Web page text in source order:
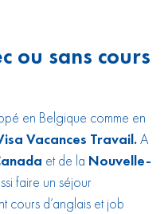
ou sans cours
en Belgique comme en
Vacances Travail.A
et de la Nouvelle-
faire un séjour
cours d’anglais et job